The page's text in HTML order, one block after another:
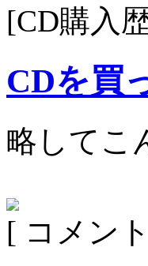
[CD購入
CDを買
略してこ
[ コメン